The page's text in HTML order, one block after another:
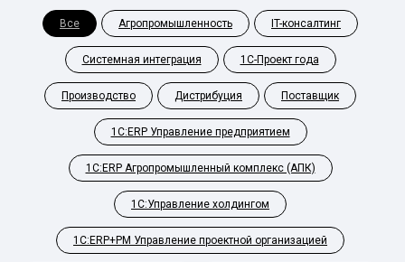
Все Агропромышленность IT-консалтинг
Системная интеграция 1С-Проект года
Производство Дистрибуция Поставщик
1С:ERP Управление предприятием
1С:ERP Агропромышленный комплекс (АПК)
1С:Управление холдингом
1С:ERP+PM Управление проектной организацией